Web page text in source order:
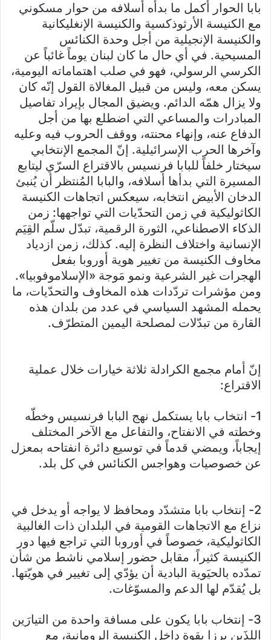
بابا الحوار أكمل ما بدأه أسلافه من حوار مسكوني
مع الكنيسة الأرثوذكسية والكنيسة الإنغليكانية
والكنيسة الإنجيلية من أجل وحدة الكنائس
المسيحية. في أي حال ما كان لبنان يوماً غائباً عن
الكرسي الرسولي، فهو في صلب اهتماماته اليومية،
يسكن معه، وليس من قبيل المغالاة القول إنّه كان
ولا يزال همّه الدائم. ويضيق المجال بإيراد تفاصيل
المبادرات والمساعي التي اضطلع بها من أجل
الدفاع عنه، وإنهاء محنته، ووقف الحروب فيه وعليه
وآخرها الحرب الإسرائيلية. إنّ المجمع الإنتخابي
سيختار خلفاً للبابا فرنسيس بالاقتراع السرّي ليتابع
المسيرة التي بدأها أسلافه، والبابا المُنتظر أن يُنبئ
الدخان الأبيض انتخابه، سيعكس اتجاهات الكنيسة
الكاثوليكية في زمن التحدّيات التي تواجهها: زمن
الذكاء الاصطناعي، الثورة الرقمية، تبدّل سلّم القِيَم
الإنسانية واختلاف النظرة إليه. كذلك، زمن ازدياد
مخاوف الكنيسة من تغيير هوية أوروبا بفعل
الهجرات غير الشرعية ونمو مَوجة «الإسلاموفوبيا».
ومن مؤشرات تردّدات هذه المخاوف والتحدّيات، ما
يحمله المشهد السياسي في عدد من بلدان هذه
القارة من تبدّلات لمصلحة اليمين المتطرّف.
إنّ أمام مجمع الكرادلة ثلاثة خيارات خلال عملية
الاقتراع:
1- انتخاب بابا يستكمل نهج البابا فرنسيس وخطّه
وخطته في الانفتاح، والتفاعل مع الآخر المختلف
إيجاباً، ويمضي قدماً في توسيع دائرة انفتاحه بمعزل
عن خصوصيات وهواجس الكنائس في كل بلد.
2- إنتخاب بابا متشدّد ومحافظ لا يواجه أو يدخل في
نزاع مع الاتجاهات القومية في البلدان ذات الغالبية
الكاثوليكية، خصوصاً في أوروبا التي تراجع فيها دور
الكنيسة كثيراً، مقابل حضور إسلامي ناشط من شأن
تمدّده بالحيَوية البادية أن يؤدّي إلى تغيير في هويّتها.
بل يُقدّم لها الدعم والمسوّغات.
3- إنتخاب بابا يكون على مسافة واحدة من التيارَين
اللذَين برزا بقوة داخل الكنيسة الرومانية، مع